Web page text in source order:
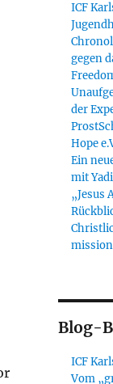
ICF
gegen
der
Hope
Ein
mit
„Jesus
Blog-
ICF
Vom